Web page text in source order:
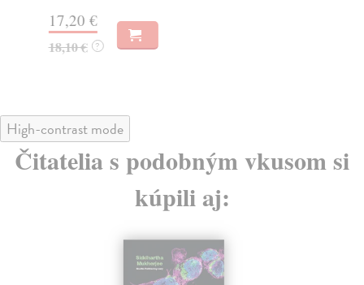
17,20 €
18,10 € ?
High-contrast mode
Čitatelia s podobným vkusom si
kúpili aj: